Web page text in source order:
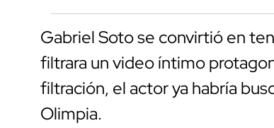
Gabriel Soto se convirtió en
filtrara un video íntimo
filtración, el actor ya habría
Olimpia.